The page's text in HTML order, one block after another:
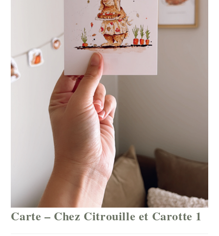
Carte – Chez Citrouille et Carotte 1